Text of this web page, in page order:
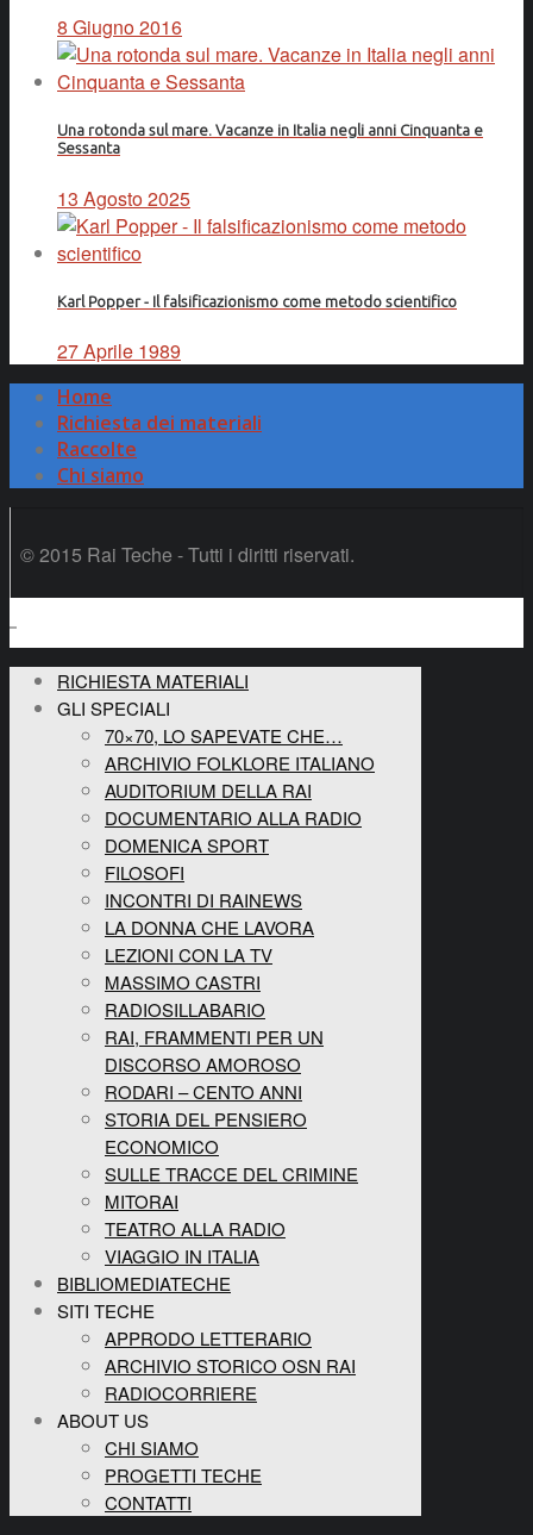
8 Giugno 2016
Una rotonda sul mare. Vacanze in Italia negli anni Cinquanta e
Sessanta
13 Agosto 2025
Karl Popper - Il falsificazionismo come metodo scientifico
27 Aprile 1989
Home
Richiesta dei materiali
Raccolte
Chi siamo
© 2015 Rai Teche - Tutti i diritti riservati.
RICHIESTA MATERIALI
GLI SPECIALI
70×70, LO SAPEVATE CHE…
ARCHIVIO FOLKLORE ITALIANO
AUDITORIUM DELLA RAI
DOCUMENTARIO ALLA RADIO
DOMENICA SPORT
FILOSOFI
INCONTRI DI RAINEWS
LA DONNA CHE LAVORA
LEZIONI CON LA TV
MASSIMO CASTRI
RADIOSILLABARIO
RAI, FRAMMENTI PER UN
DISCORSO AMOROSO
RODARI – CENTO ANNI
STORIA DEL PENSIERO
ECONOMICO
SULLE TRACCE DEL CRIMINE
MITORAI
TEATRO ALLA RADIO
VIAGGIO IN ITALIA
BIBLIOMEDIATECHE
SITI TECHE
APPRODO LETTERARIO
ARCHIVIO STORICO OSN RAI
RADIOCORRIERE
ABOUT US
CHI SIAMO
PROGETTI TECHE
CONTATTI